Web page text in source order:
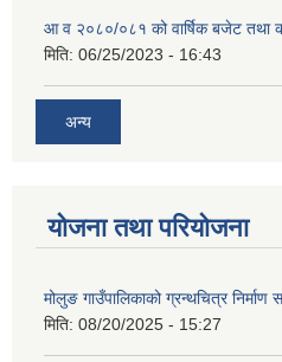
आ व २०८०/०८१ को वार्षिक बजेट तथा
मिति: 06/25/2023 - 16:43
अन्य
योजना तथा परियोजना
मोलुङ गाउँपालिकाको ग्रन्थचित्र
मिति: 08/20/2025 - 15:27